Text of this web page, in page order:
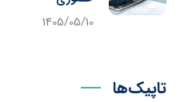
1405/05/10
تاپیک‌ها